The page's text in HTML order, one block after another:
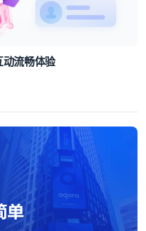
动流畅体验